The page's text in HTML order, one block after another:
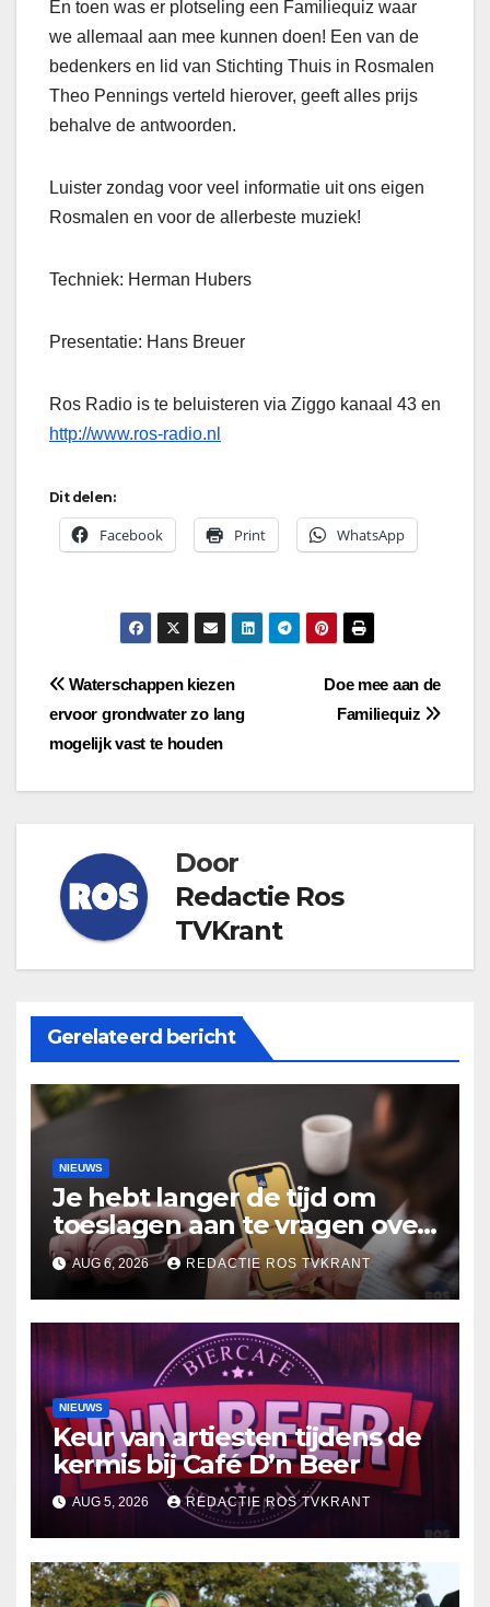
En toen was er plotseling een Familiequiz waar
we allemaal aan mee kunnen doen! Een van de
bedenkers en lid van Stichting Thuis in Rosmalen
Theo Pennings verteld hierover, geeft alles prijs
behalve de antwoorden.
Luister zondag voor veel informatie uit ons eigen
Rosmalen en voor de allerbeste muziek!
Techniek: Herman Hubers
Presentatie: Hans Breuer
Ros Radio is te beluisteren via Ziggo kanaal 43 en
http://www.ros-radio.nl
Dit delen:
Facebook Print WhatsApp
Bericht
navigatie
Doe mee aan de
Familiequiz
Waterschappen kiezen
ervoor grondwater zo lang
mogelijk vast te houden
Door
Redactie Ros
TVKrant
Gerelateerd bericht
NIEUWS
Je hebt langer de tijd om
toeslagen aan te vragen over
2025
AUG 6, 2026 REDACTIE ROS TVKRANT
NIEUWS
Keur van artiesten tijdens de
kermis bij Café D’n Beer
AUG 5, 2026 REDACTIE ROS TVKRANT